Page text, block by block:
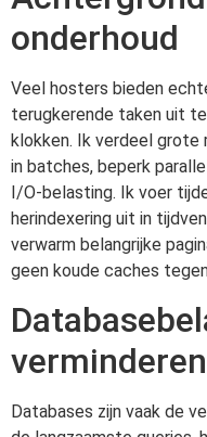
onderhoud
Veel hosters bieden
terugkerende taken uit
klokken. Ik verdeel grote
in batches, beperk
I/O-belasting. Ik voer
herindexering uit in
verwarm belangrijke
geen koude caches
verminderen
Databases zijn vaak de